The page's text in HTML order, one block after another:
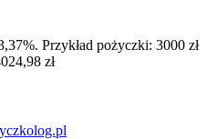
Przykład pożyczki: 3000 zł
zł